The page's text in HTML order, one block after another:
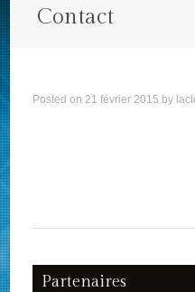
Contact
Posted on21 février 2015 by
Partenaires